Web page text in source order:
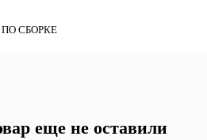
СБОРКЕ
еще не оставили